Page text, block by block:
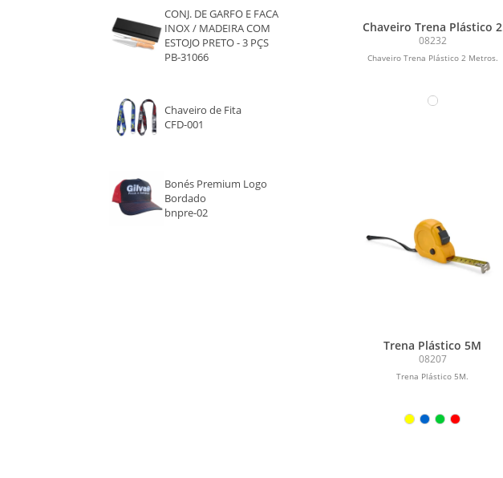
AMARELO
BRANCO
CONJ. DE GARFO E FACA
INOX / MADEIRA COM
ESTOJO PRETO - 3 PÇS
PB-31066
Chaveiro de Fita
CFD-001
Bonés Premium Logo
Bordado
bnpre-02
Chaveiro Trena Plástico 2
Metros
08232
Chaveiro Trena Plástico 2 Metros.
Trena Plástico 5M
08207
Trena Plástico 5M.